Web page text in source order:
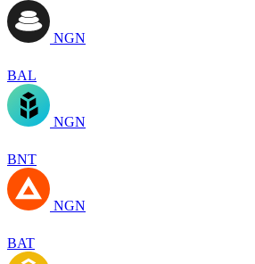
NGN
BAL
NGN
BNT
NGN
BAT